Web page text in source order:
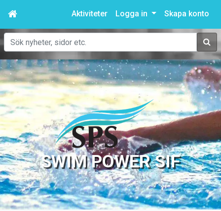
Aktiviteter Logga in Skapa konto
Sök
SWIM POWER SIF